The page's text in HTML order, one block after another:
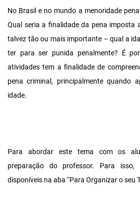
No Brasil e no mundo a menoridade
Qual seria a finalidade da pena imposta
talvez tão ou mais importante – qual a
ter para ser punida penalmente? É
atividades tem a finalidade de
pena criminal, principalmente quando
idade.
Para abordar este tema com os
preparação do professor. Para isso,
disponíveis na aba “Para Organizar o seu